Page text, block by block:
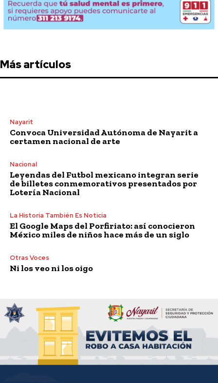
Más artículos
Nayarit
Convoca Universidad Autónoma de Nayarit a
certamen nacional de arte
Nacional
Leyendas del Futbol mexicano integran serie
de billetes conmemorativos presentados por
Lotería Nacional
La Historia También Es Noticia
El Google Maps del Porfiriato: así conocieron
México miles de niños hace más de un siglo
Otras Voces
Ni los veo ni los oigo